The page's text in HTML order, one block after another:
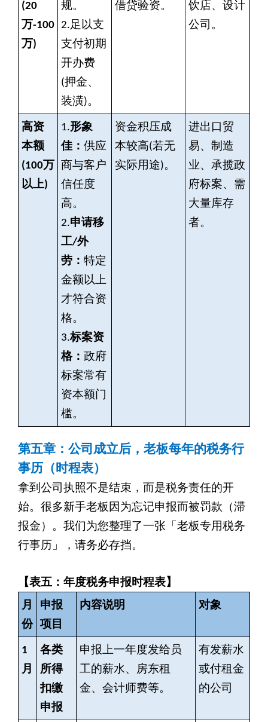
(20
万-100
万)
规。
2.足以支
支付初期
开办费
(押金、
装潢)。
借贷验资。
饮店、设计
公司。
高资
本额
(100万
以上)
1.形象
佳： 供应
商与客户
信任度
高。
2.申请移
工/外
劳： 特定
金额以上
才符合资
格。
3.标案资
格： 政府
标案常有
资本额门
槛。
资金积压成
本较高(若无
实际用途)。
进出口贸
易、制造
业、承揽政
府标案、需
大量库存
者。
第五章：公司成立后，老板每年的税务行
事历（时程表）
拿到公司执照不是结束，而是税务责任的开
始。很多新手老板因为忘记申报而被罚款（滞
报金）。我们为您整理了一张「老板专用税务
行事历」，请务必存挡。
【表五：年度税务申报时程表】
月
份
申报
项目
内容说明 对象
1
月
各类
所得
扣缴
申报
申报上一年度发给员
工的薪水、房东租
金、会计师费等。
有发薪水
或付租金
的公司